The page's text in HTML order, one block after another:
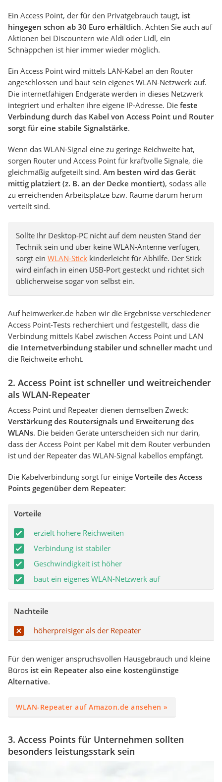
Ein Access Point, der für den Privatgebrauch taugt, ist
hingegen schon ab 30 Euro erhältlich. Achten Sie auch auf
Aktionen bei Discountern wie Aldi oder Lidl, ein
Schnäppchen ist hier immer wieder möglich.
Ein Access Point wird mittels LAN-Kabel an den Router
angeschlossen und baut sein eigenes WLAN-Netzwerk auf.
Die internetfähigen Endgeräte werden in dieses Netzwerk
integriert und erhalten ihre eigene IP-Adresse. Die feste
Verbindung durch das Kabel von Access Point und Router
sorgt für eine stabile Signalstärke.
Wenn das WLAN-Signal eine zu geringe Reichweite hat,
sorgen Router und Access Point für kraftvolle Signale, die
gleichmäßig aufgeteilt sind. Am besten wird das Gerät
mittig platziert (z. B. an der Decke montiert), sodass alle
zu erreichenden Arbeitsplätze bzw. Räume darum herum
verteilt sind.
Sollte Ihr Desktop-PC nicht auf dem neusten Stand der
Technik sein und über keine WLAN-Antenne verfügen,
sorgt ein WLAN-Stick kinderleicht für Abhilfe. Der Stick
wird einfach in einen USB-Port gesteckt und richtet sich
üblicherweise sogar von selbst ein.
Auf heimwerker.de haben wir die Ergebnisse verschiedener
Access Point-Tests recherchiert und festgestellt, dass die
Verbindung mittels Kabel zwischen Access Point und LAN
die Internetverbindung stabiler und schneller macht und
die Reichweite erhöht.
2. Access Point ist schneller und weitreichender
als WLAN-Repeater
Access Point und Repeater dienen demselben Zweck:
Verstärkung des Routersignals und Erweiterung des
WLANs. Die beiden Geräte unterscheiden sich nur darin,
dass der Access Point per Kabel mit dem Router verbunden
ist und der Repeater das WLAN-Signal kabellos empfängt.
Die Kabelverbindung sorgt für einige Vorteile des Access
Points gegenüber dem Repeater:
Vorteile
erzielt höhere Reichweiten
Verbindung ist stabiler
Geschwindigkeit ist höher
baut ein eigenes WLAN-Netzwerk auf
Nachteile
höherpreisiger als der Repeater
Für den weniger anspruchsvollen Hausgebrauch und kleine
Büros ist ein Repeater also eine kostengünstige
Alternative.
WLAN-Repeater auf Amazon.de ansehen »
3. Access Points für Unternehmen sollten
besonders leistungsstark sein